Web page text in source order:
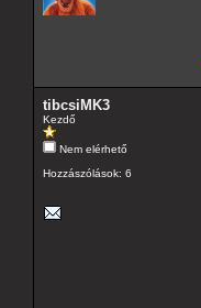
tibcsiMK3
Kezdő
Nem elérhető
Hozzászólások: 6